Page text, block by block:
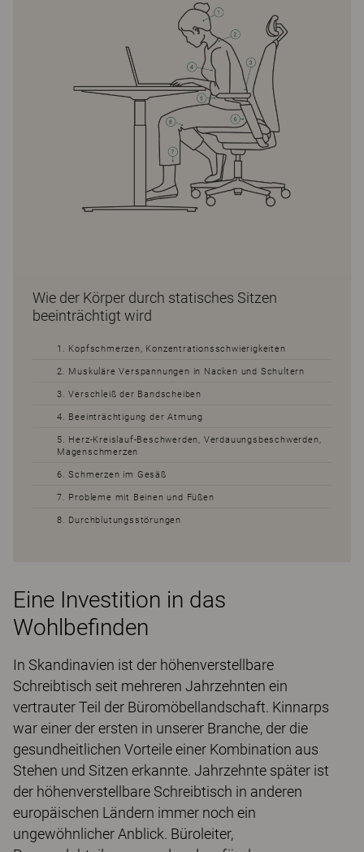
Wie der Körper durch statisches Sitzen
beeinträchtigt wird
1. Kopfschmerzen, Konzentrationsschwierigkeiten
2. Muskuläre Verspannungen in Nacken und Schultern
3. Verschleiß der Bandscheiben
4. Beeinträchtigung der Atmung
5. Herz-Kreislauf-Beschwerden, Verdauungsbeschwerden,
Magenschmerzen
6. Schmerzen im Gesäß
7. Probleme mit Beinen und Füßen
8. Durchblutungsstörungen
Eine Investition in das
Wohlbefinden
In Skandinavien ist der höhenverstellbare
Schreibtisch seit mehreren Jahrzehnten ein
vertrauter Teil der Büromöbellandschaft. Kinnarps
war einer der ersten in unserer Branche, der die
gesundheitlichen Vorteile einer Kombination aus
Stehen und Sitzen erkannte. Jahrzehnte später ist
der höhenverstellbare Schreibtisch in anderen
europäischen Ländern immer noch ein
ungewöhnlicher Anblick. Büroleiter,